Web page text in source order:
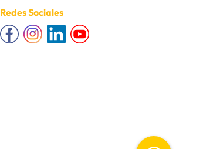
Redes Sociales